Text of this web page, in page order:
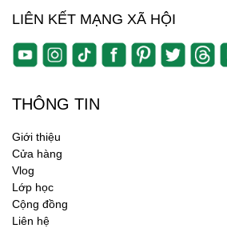
LIÊN KẾT MẠNG XÃ HỘI
THÔNG TIN
Giới thiệu
Cửa hàng
Vlog
Lớp học
Cộng đồng
Liên hệ